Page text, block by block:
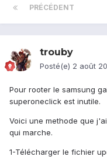
PRÉCÉDENT
trouby
Posté(e) 2 août
Pour rooter le samsung
superoneclick est inutile.
Voici une methode que
qui marche.
1-Télécharger le fichier